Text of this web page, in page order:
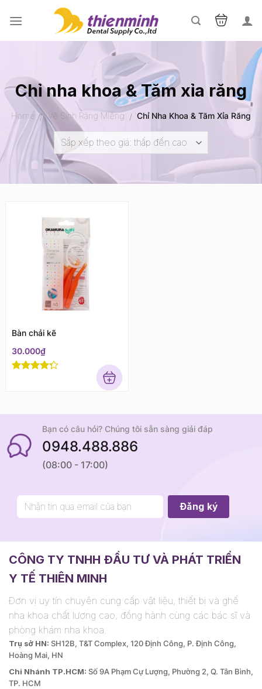
Chỉ nha khoa & Tăm xỉa răng
Home / Vệ Sinh Răng Miệng / Chỉ Nha Khoa & Tăm Xỉa Răng
Bàn chải kẽ
30.000₫
Bạn có câu hỏi? Chúng tôi sẵn sàng giải đáp
0948.488.886
(08:00 - 17:00)
CÔNG TY TNHH ĐẦU TƯ VÀ PHÁT TRIỂN
Y TẾ THIÊN MINH
Đơn vị uy tín chuyên cung cấp vật liệu, thiết bị và ghế
nha khoa chất lượng cao, đồng hành cùng các bác sĩ và
phòng khám nha khoa.
Trụ sở HN: SH12B, T&T Complex, 120 Định Công, P. Định Công,
Hoàng Mai, HN
Chi Nhánh TP.HCM: Số 9A Phạm Cự Lượng, Phường 2, Q. Tân Bình,
TP. HCM